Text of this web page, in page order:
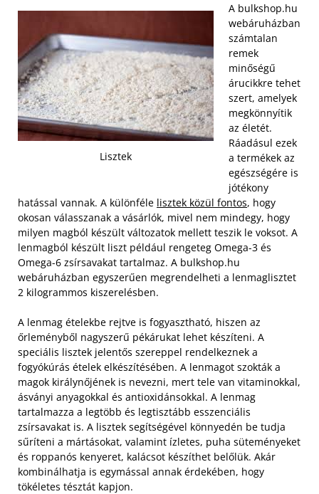
Lisztek
A bulkshop.hu
webáruházban
számtalan
remek
minőségű
árucikkre tehet
szert, amelyek
megkönnyítik
az életét.
Ráadásul ezek
a termékek az
egészségére is
jótékony
hatással vannak. A különféle lisztek közül fontos, hogy
okosan válasszanak a vásárlók, mivel nem mindegy, hogy
milyen magból készült változatok mellett teszik le voksot. A
lenmagból készült liszt például rengeteg Omega-3 és
Omega-6 zsírsavakat tartalmaz. A bulkshop.hu
webáruházban egyszerűen megrendelheti a lenmaglisztet
2 kilogrammos kiszerelésben.
A lenmag ételekbe rejtve is fogyasztható, hiszen az
őrleményből nagyszerű pékárukat lehet készíteni. A
speciális lisztek jelentős szereppel rendelkeznek a
fogyókúrás ételek elkészítésében. A lenmagot szokták a
magok királynőjének is nevezni, mert tele van vitaminokkal,
ásványi anyagokkal és antioxidánsokkal. A lenmag
tartalmazza a legtöbb és legtisztább esszenciális
zsírsavakat is. A lisztek segítségével könnyedén be tudja
sűríteni a mártásokat, valamint ízletes, puha süteményeket
és roppanós kenyeret, kalácsot készíthet belőlük. Akár
kombinálhatja is egymással annak érdekében, hogy
tökéletes tésztát kapjon.